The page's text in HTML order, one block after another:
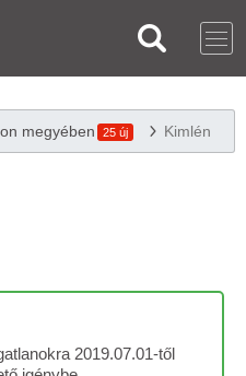
megyében 25 új Kimlén
2019.07.01-től